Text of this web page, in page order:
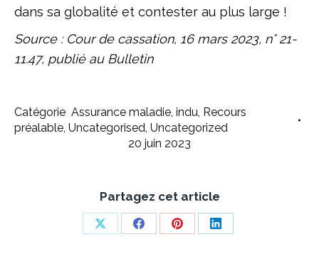
dans sa globalité et contester au plus large !
Source : Cour de cassation, 16 mars 2023, n° 21-
11.47, publié au Bulletin
Catégorie Assurance maladie, indu, Recours
préalable, Uncategorised, Uncategorized
20 juin 2023
Partagez cet article
Share
Share
Share
Share